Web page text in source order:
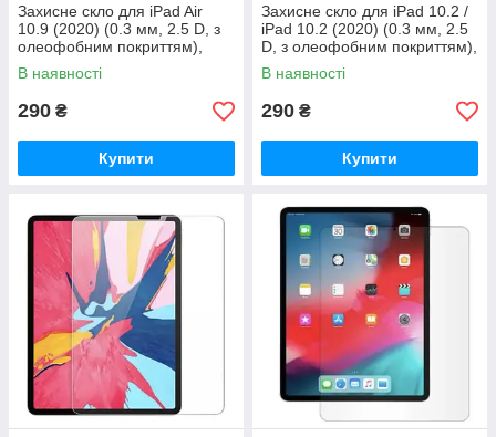
Захисне скло для iPad Air
10.9 (2020) (0.3 мм, 2.5 D, з
олеофобним покриттям),
прозоре
В наявності
290 ₴
Купити
Захисне скло для iPad 10.2 /
iPad 10.2 (2020) (0.3 мм, 2.5
D, з олеофобним покриттям),
прозрачноое
В наявності
290 ₴
Купити